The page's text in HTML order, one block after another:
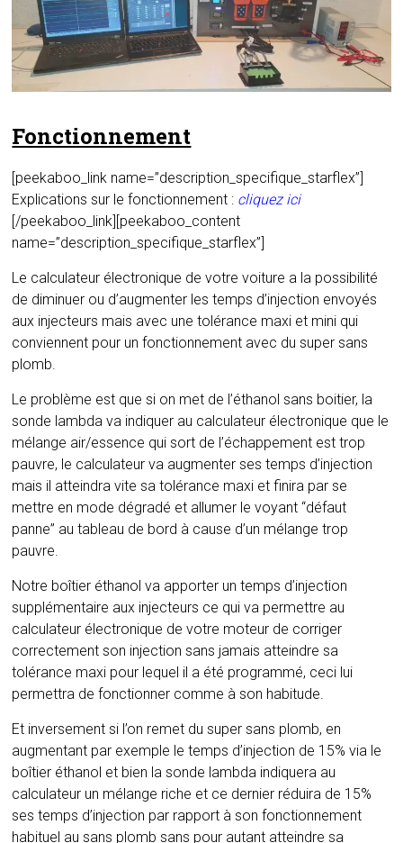
Fonctionnement
[peekaboo_link name=”description_specifique_starflex”]
Explications sur le fonctionnement : cliquez ici
[/peekaboo_link][peekaboo_content
name=”description_specifique_starflex”]
Le calculateur électronique de votre voiture a la possibilité
de diminuer ou d’augmenter les temps d’injection envoyés
aux injecteurs mais avec une tolérance maxi et mini qui
conviennent pour un fonctionnement avec du super sans
plomb.
Le problème est que si on met de l’éthanol sans boitier, la
sonde lambda va indiquer au calculateur électronique que le
mélange air/essence qui sort de l’échappement est trop
pauvre, le calculateur va augmenter ses temps d’injection
mais il atteindra vite sa tolérance maxi et finira par se
mettre en mode dégradé et allumer le voyant “défaut
panne” au tableau de bord à cause d’un mélange trop
pauvre.
Notre boîtier éthanol va apporter un temps d’injection
supplémentaire aux injecteurs ce qui va permettre au
calculateur électronique de votre moteur de corriger
correctement son injection sans jamais atteindre sa
tolérance maxi pour lequel il a été programmé, ceci lui
permettra de fonctionner comme à son habitude.
Et inversement si l’on remet du super sans plomb, en
augmentant par exemple le temps d’injection de 15% via le
boîtier éthanol et bien la sonde lambda indiquera au
calculateur un mélange riche et ce dernier réduira de 15%
ses temps d’injection par rapport à son fonctionnement
habituel au sans plomb sans pour autant atteindre sa